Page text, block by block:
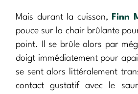
Mais durant la cuisson, Finn
pouce sur la chair brûlante
point. Il se brûle alors par
doigt immédiatement pour
se sent alors littéralement
contact gustatif avec le